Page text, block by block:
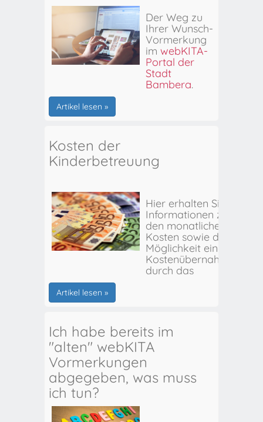
Der Weg zu
Ihrer Wunsch-
Vormerkung
im webKITA-
Portal der
Stadt
Bamberg.
Artikel lesen »
Kosten der
Kinderbetreuung
Hier erhalten Sie
Informationen zu
den monatlichen
Kosten sowie der
Möglichkeit einer
Kostenübernahme
durch das
Artikel lesen »
Ich habe bereits im
"alten" webKITA
Vormerkungen
abgegeben, was muss
ich tun?